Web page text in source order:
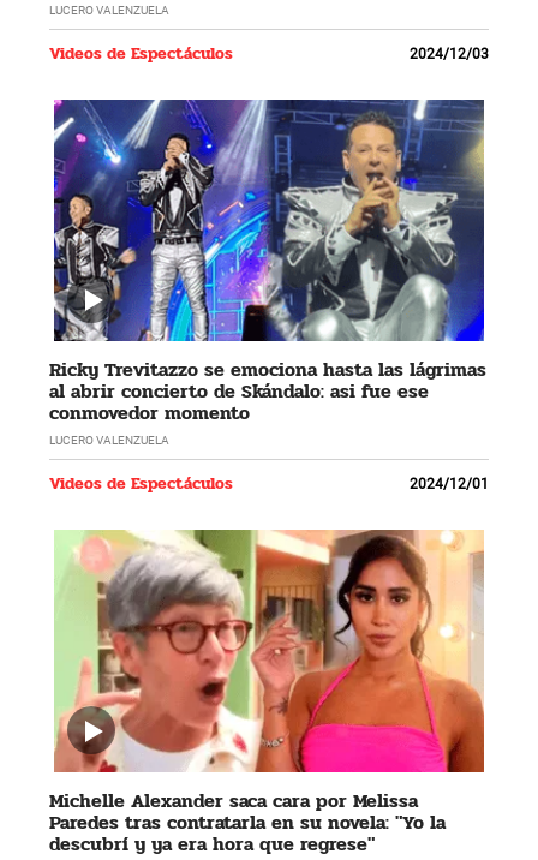
LUCERO VALENZUELA
Videos de Espectáculos 2024/12/03
Ricky Trevitazzo se emociona hasta las lágrimas
al abrir concierto de Skándalo: asi fue ese
conmovedor momento
LUCERO VALENZUELA
Videos de Espectáculos 2024/12/01
Michelle Alexander saca cara por Melissa
Paredes tras contratarla en su novela: "Yo la
descubrí y ya era hora que regrese"